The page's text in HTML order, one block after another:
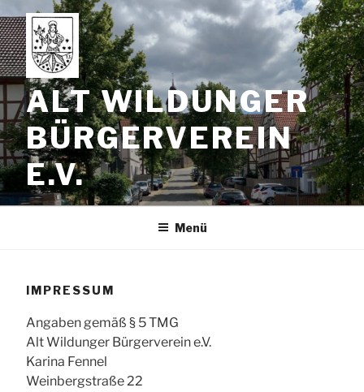
Inhalt
springen
ALT WILDUNGER
BÜRGERVEREIN
E.V.
Menü
IMPRESSUM
Angaben gemäß § 5 TMG
Alt Wildunger Bürgerverein e.V.
Karina Fennel
Weinbergstraße 22